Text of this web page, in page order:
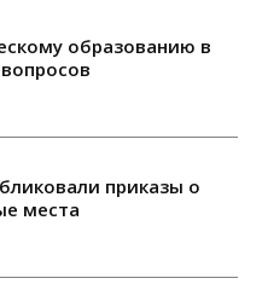
образованию в
приказы о
места